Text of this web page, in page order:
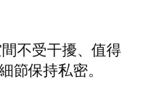
不受干擾、值得
保持私密。